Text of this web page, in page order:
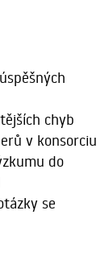
chyb
v konsorciu
do
se